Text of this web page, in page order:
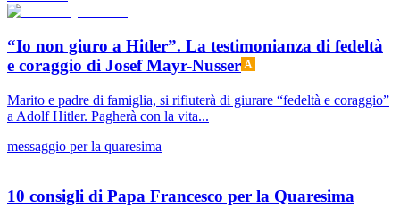
“Io non giuro a Hitler”. La testimonianza di fedeltà
e coraggio di Josef Mayr-Nusser
Marito e padre di famiglia, si rifiuterà di giurare “fedeltà e coraggio”
a Adolf Hitler. Pagherà con la vita...
messaggio per la quaresima
10 consigli di Papa Francesco per la Quaresima